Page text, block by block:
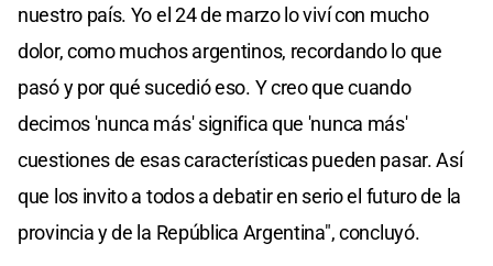
nuestro país. Yo el 24 de marzo lo viví con mucho
dolor, como muchos argentinos, recordando lo que
pasó y por qué sucedió eso. Y creo que cuando
decimos 'nunca más' significa que 'nunca más'
cuestiones de esas características pueden pasar. Así
que los invito a todos a debatir en serio el futuro de la
provincia y de la República Argentina", concluyó.